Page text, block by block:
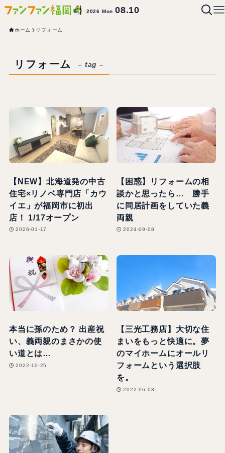
2026 Mon08.10
ホーム リフォーム
リフォーム – tag –
【NEW】北海道発の中古
住宅×リノベ専門店「カウ
イエ」が福岡市に初出
店！ 1/17オープン
2026-01-17
【困惑】リフォームの相
談かと思ったら… 勝手
に同居計画をしていた義
両親
2024-09-08
本当に孫のため？ 出産祝
い、義両親のまさかの使
い道とは…
2022-10-25
【三光工務店】大切な住
まいをもっと快適に。夢
のマイホームにオールリ
フォームという選択肢
を。
2022-06-03